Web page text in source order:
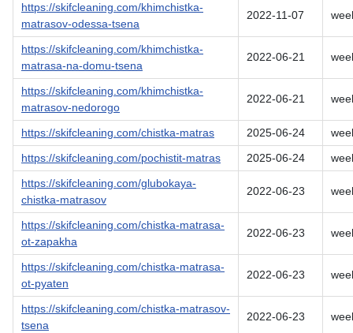
https://skifcleaning.com/khimchistka-
matrasov-odessa-tsena
2022-11-07
https://skifcleaning.com/khimchistka-
matrasa-na-domu-tsena
2022-06-21
https://skifcleaning.com/khimchistka-
matrasov-nedorogo
2022-06-21
https://skifcleaning.com/chistka-matras 2025-06-24
https://skifcleaning.com/pochistit-matras
2025-06-24
https://skifcleaning.com/glubokaya-
chistka-matrasov
2022-06-23
https://skifcleaning.com/chistka-matrasa-
ot-zapakha
2022-06-23
https://skifcleaning.com/chistka-matrasa-
ot-pyaten
2022-06-23
https://skifcleaning.com/chistka-matrasov-
tsena
2022-06-23